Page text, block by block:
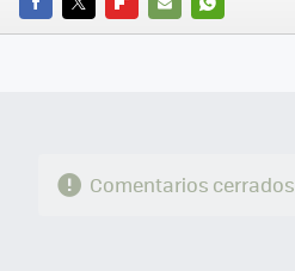
FACEBOOK
TWITTERFLIPBOARD
E-
WHATSAPP
Comentarios cerrados